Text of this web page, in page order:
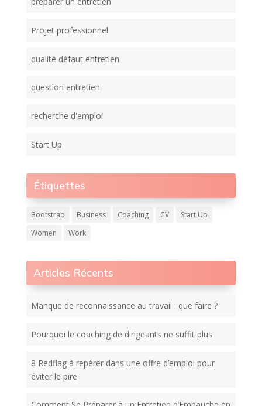
Projet professionnel
qualité défaut entretien
question entretien
recherche d'emploi
Start Up
Étiquettes
Bootstrap Business Coaching CV
Start Up
Women
Work
Articles Récents
Manque de reconnaissance au travail : que faire ?
Pourquoi le coaching de dirigeants ne suffit plus
8 Redflag à repérer dans une offre d’emploi pour
éviter le pire